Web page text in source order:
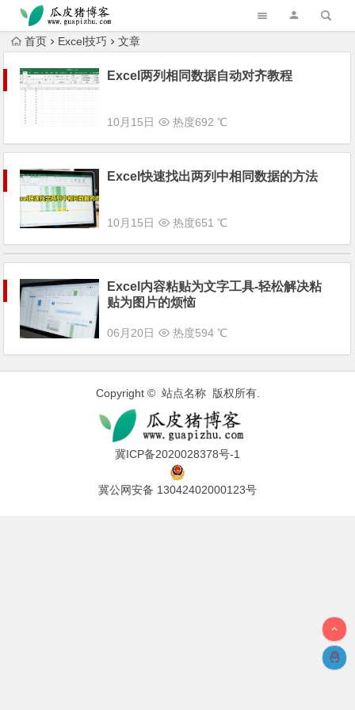
跳转到主内容
首页 Excel技巧 文章
Excel两列相同数据自动对齐教程
10月15日 热度692 ℃
Excel快速找出两列中相同数据的方法
10月15日 热度651 ℃
Excel内容粘贴为文字工具-轻松解决粘
贴为图片的烦恼
06月20日 热度594 ℃
Copyright © 站点名称 版权所有.
冀ICP备2020028378号-1
冀公网安备 13042402000123号